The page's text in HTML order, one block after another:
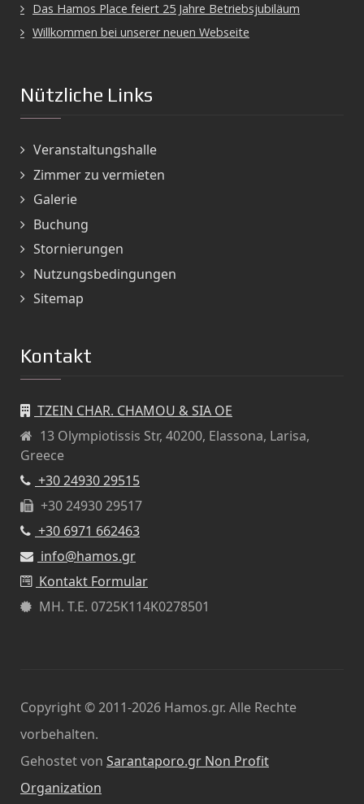
Das Hamos Place feiert 25 Jahre Betriebsjubiläum
Willkommen bei unserer neuen Webseite
Nützliche Links
Veranstaltungshalle
Zimmer zu vermieten
Galerie
Buchung
Stornierungen
Nutzungsbedingungen
Sitemap
Kontakt
TZEIN CHAR. CHAMOU & SIA OE
13 Olympiotissis Str, 40200, Elassona, Larisa,
Greece
+30 24930 29515
+30 24930 29517
+30 6971 662463
info@hamos.gr
Kontakt Formular
ΜΗ. Τ.Ε. 0725Κ114Κ0278501
Copyright © 2011-2026 Hamos.gr. Alle Rechte
vorbehalten.
Gehostet von Sarantaporo.gr Non Profit
Organization